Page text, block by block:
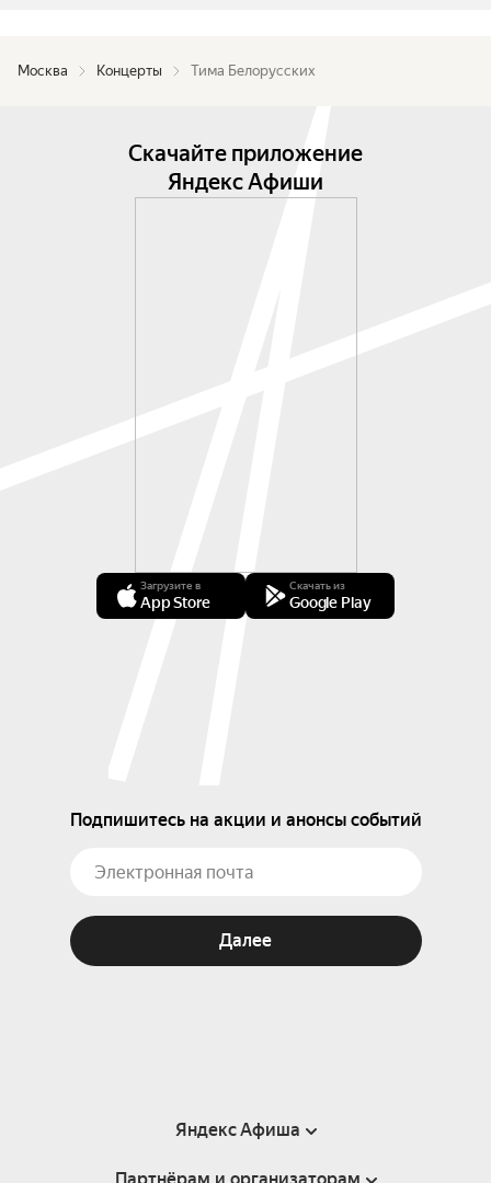
Москва Концерты Тима Белорусских
Скачайте приложение
Яндекс Афиши
Загрузите в
App Store
Скачать из
Google Play
Подпишитесь на акции и анонсы событий
Далее
Яндекс Афиша
Справка